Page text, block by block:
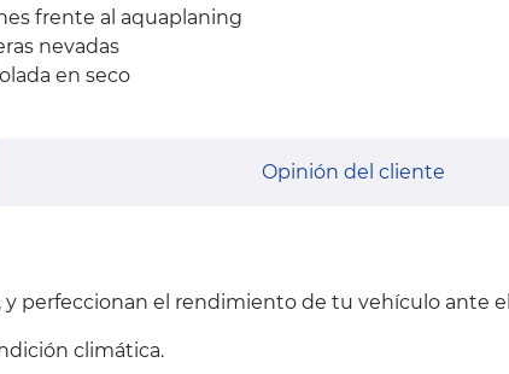
frente al aquaplaning
nevadas
en seco
Opinión del cliente
perfeccionan el rendimiento de tu vehículo ante
climática.